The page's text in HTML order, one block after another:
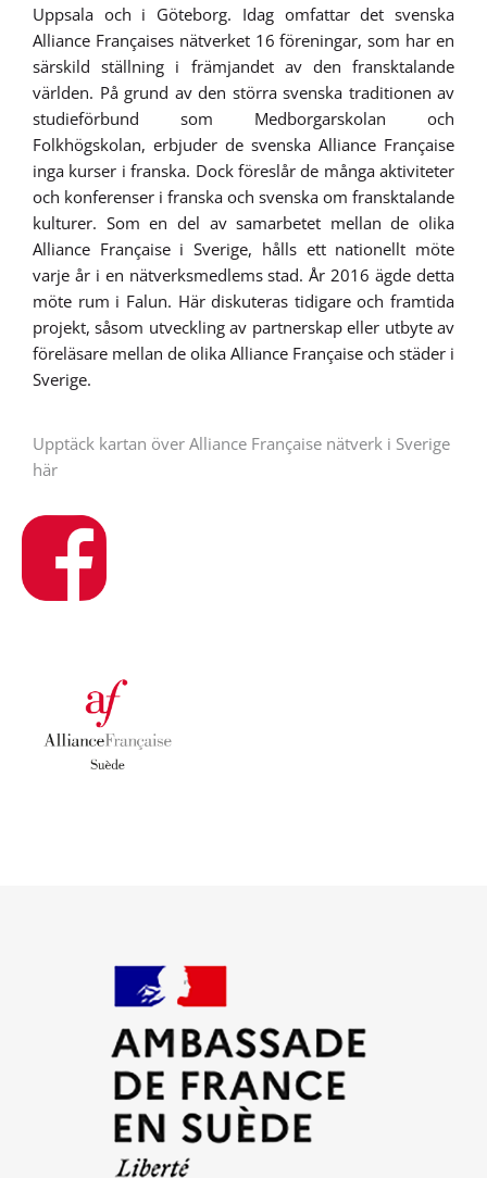
Uppsala och i Göteborg. Idag omfattar det svenska
Alliance Françaises nätverket 16 föreningar, som har en
särskild ställning i främjandet av den fransktalande
världen. På grund av den störra svenska traditionen av
studieförbund som Medborgarskolan och
Folkhögskolan, erbjuder de svenska Alliance Française
inga kurser i franska. Dock föreslår de många aktiviteter
och konferenser i franska och svenska om fransktalande
kulturer. Som en del av samarbetet mellan de olika
Alliance Française i Sverige, hålls ett nationellt möte
varje år i en nätverksmedlems stad. År 2016 ägde detta
möte rum i Falun. Här diskuteras tidigare och framtida
projekt, såsom utveckling av partnerskap eller utbyte av
föreläsare mellan de olika Alliance Française och städer i
Sverige.
Upptäck kartan över Alliance Française nätverk i Sverige
här